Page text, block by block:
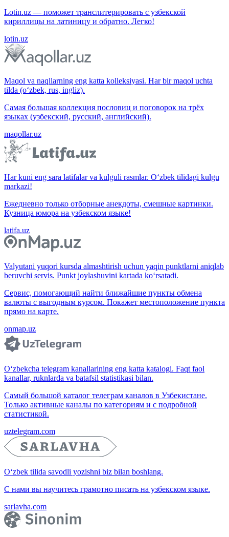
Lotin.uz — поможет транслитерировать с узбекской
кириллицы на латиницу и обратно. Легко!
lotin.uz
Maqol va naqllarning eng katta kolleksiyasi. Har bir maqol uchta
tilda (o‘zbek, rus, ingliz).
Самая большая коллекция пословиц и поговорок на трёх
языках (узбекский, русский, английский).
maqollar.uz
Har kuni eng sara latifalar va kulguli rasmlar. O‘zbek tilidagi kulgu
markazi!
Ежедневно только отборные анекдоты, смешные картинки.
Кузница юмора на узбекском языке!
latifa.uz
Valyutani yuqori kursda almashtirish uchun yaqin punktlarni aniqlab
beruvchi servis. Punkt joylashuvini kartada ko‘rsatadi.
Сервис, помогающий найти ближайшие пункты обмена
валюты с выгодным курсом. Покажет местоположение пункта
прямо на карте.
onmap.uz
O‘zbekcha telegram kanallarining eng katta katalogi. Faqt faol
kanallar, ruknlarda va batafsil statistikasi bilan.
Самый большой каталог телеграм каналов в Узбекистане.
Только активные каналы по категориям и с подробной
статистикой.
uztelegram.com
O‘zbek tilida savodli yozishni biz bilan boshlang.
С нами вы научитесь грамотно писать на узбекском языке.
sarlavha.com